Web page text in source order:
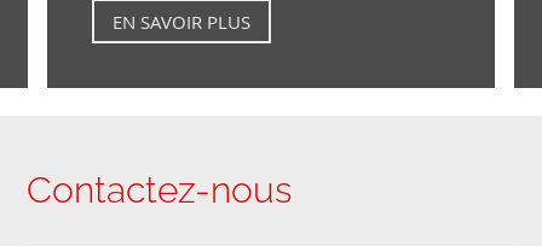
EN SAVOIR PLUS
Contactez-nous